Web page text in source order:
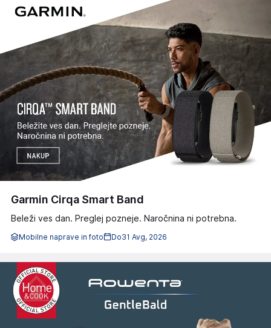
Garmin Cirqa Smart Band
Beleži ves dan. Preglej pozneje. Naročnina ni potrebna.
Mobilne naprave in foto Do31 Avg, 2026